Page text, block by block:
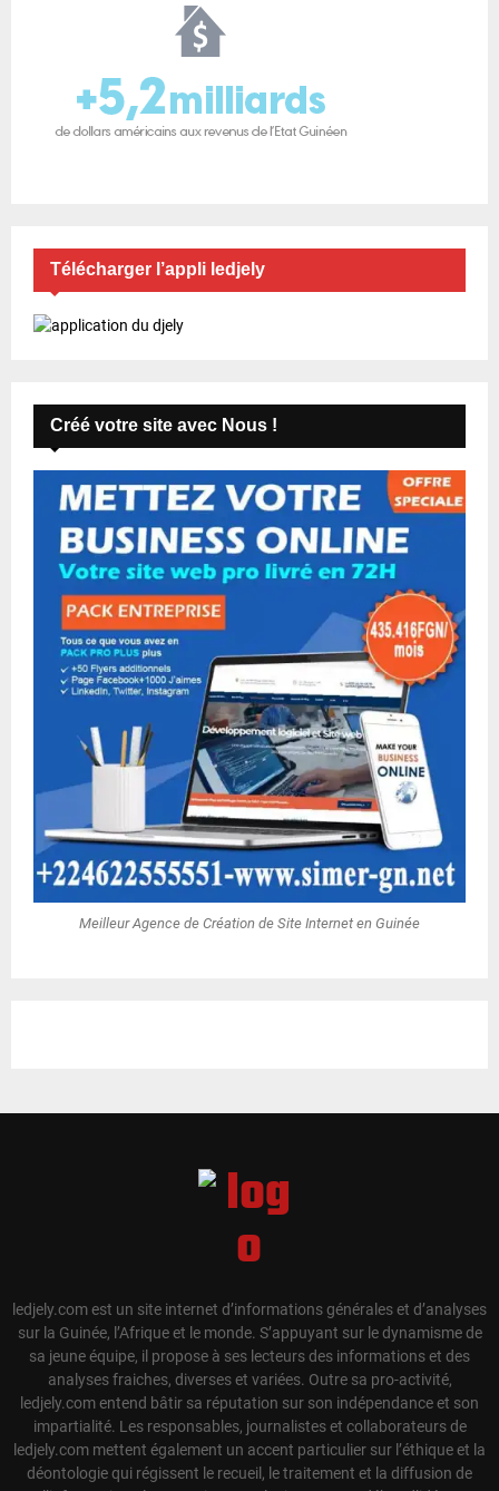
Télécharger l’appli ledjely
Créé votre site avec Nous !
Meilleur Agence de Création de Site Internet en Guinée
ledjely.com est un site internet d’informations générales et d’analyses
sur la Guinée, l’Afrique et le monde. S’appuyant sur le dynamisme de
sa jeune équipe, il propose à ses lecteurs des informations et des
analyses fraiches, diverses et variées. Outre sa pro-activité,
ledjely.com entend bâtir sa réputation sur son indépendance et son
impartialité. Les responsables, journalistes et collaborateurs de
ledjely.com mettent également un accent particulier sur l’éthique et la
déontologie qui régissent le recueil, le traitement et la diffusion de